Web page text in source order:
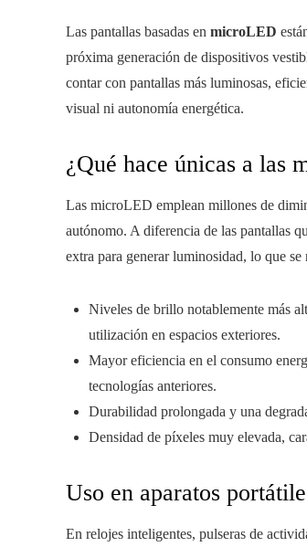
Las pantallas basadas en microLED
próxima generación de dispositivos
contar con pantallas más luminosas,
visual ni autonomía energética.
¿Qué hace únicas a las
Las microLED emplean millones de
autónomo. A diferencia de las pantallas
extra para generar luminosidad, lo que
Niveles de brillo notablemente más
utilización en espacios exteriores.
Mayor eficiencia en el consumo
tecnologías anteriores.
Durabilidad prolongada y una
Densidad de píxeles muy elevada,
Uso en aparatos
En relojes inteligentes, pulseras de